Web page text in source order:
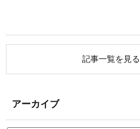
記事一覧を見る
アーカイブ